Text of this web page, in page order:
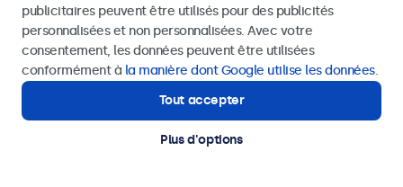
© 2026 Beetronics
Envoyer
Ou appelez-nous au03 808 1603
Contactez nos spécialistes.
publicitaires peuvent être utilisés pour des publicités
personnalisées et non personnalisées. Avec votre
consentement, les données peuvent être utilisées
conformément à la manière dont Google utilise les données.
Tout accepter
Plus d'options